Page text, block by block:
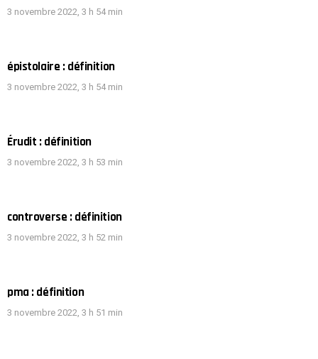
3 novembre 2022, 3 h 54 min
épistolaire : définition
3 novembre 2022, 3 h 54 min
Érudit : définition
3 novembre 2022, 3 h 53 min
controverse : définition
3 novembre 2022, 3 h 52 min
pma : définition
3 novembre 2022, 3 h 51 min